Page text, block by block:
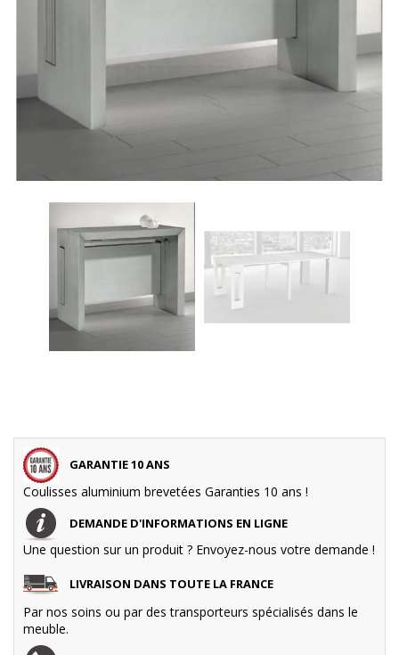
GARANTIE 10 ANS
Coulisses aluminium brevetées Garanties 10 ans !
DEMANDE D'INFORMATIONS EN LIGNE
Une question sur un produit ? Envoyez-nous votre demande !
LIVRAISON DANS TOUTE LA FRANCE
Par nos soins ou par des transporteurs spécialisés dans le
meuble.